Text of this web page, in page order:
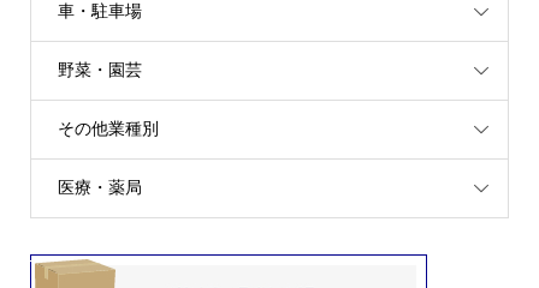
車・駐車場
野菜・園芸
その他業種別
医療・薬局